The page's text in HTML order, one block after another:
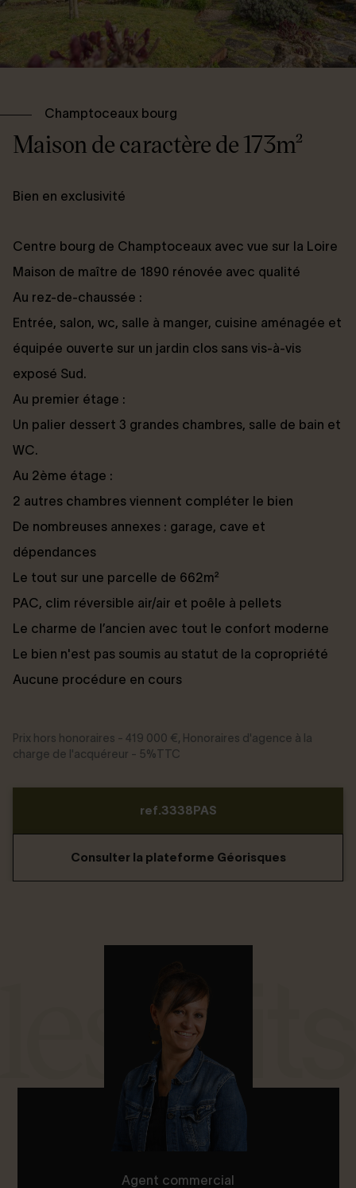
Champtoceaux bourg
Maison de caractère de 173m²
Bien en exclusivité
Centre bourg de Champtoceaux avec vue sur la Loire
Maison de maître de 1890 rénovée avec qualité
Au rez-de-chaussée :
Entrée, salon, wc, salle à manger, cuisine aménagée et
équipée ouverte sur un jardin clos sans vis-à-vis
exposé Sud.
Au premier étage :
Un palier dessert 3 grandes chambres, salle de bain et
WC.
Au 2ème étage :
2 autres chambres viennent compléter le bien
De nombreuses annexes : garage, cave et
dépendances
Le tout sur une parcelle de 662m²
PAC, clim réversible air/air et poêle à pellets
Le charme de l’ancien avec tout le confort moderne
Le bien n'est pas soumis au statut de la copropriété
Aucune procédure en cours
Prix hors honoraires - 419 000 €, Honoraires d'agence à la
charge de l'acquéreur - 5%TTC
ref.3338PAS
Consulter la plateforme Géorisques
Agent commercial